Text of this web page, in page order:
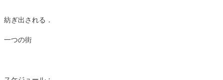
紡ぎ出される．
一つの街